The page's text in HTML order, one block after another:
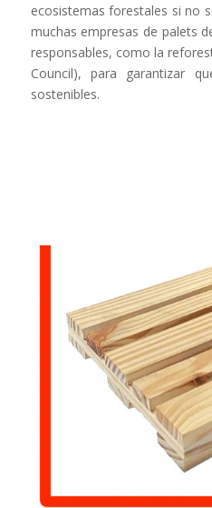
ecosistemas forestales si no
muchas empresas de palets
responsables, como la
Council), para garantizar
sostenibles.